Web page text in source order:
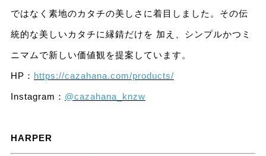
ではなく素地のカタチの美しさに着目しました。その伝
統的な美しいカタチに縁錆だけを 加え、シンプルかつミ
ニマムで新しい価値観を提案しています。
HP： https://cazahana.com/products/
Instagram： @cazahana_knzw
HARPER